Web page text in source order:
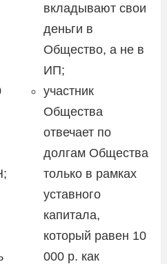
вкладывают свои
деньги в
Общество, а не в
ИП;
участник
Общества
отвечает по
долгам Общества
только в рамках
уставного
капитала,
который равен 10
000 р. как